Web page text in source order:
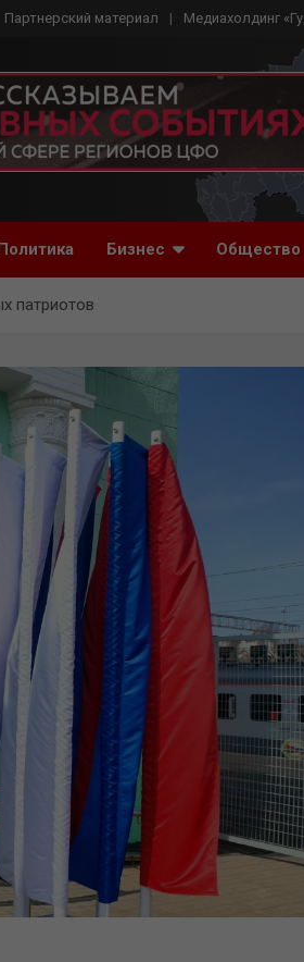
Партнерский материал Медиахолдинг
Бизнес Общество
патриотов